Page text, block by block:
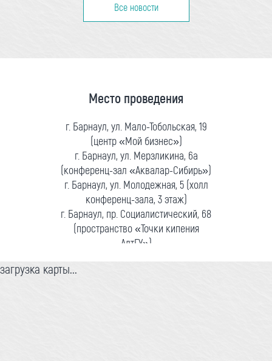
Все новости
Место проведения
г. Барнаул, ул. Мало-Тобольская, 19
(центр «Мой бизнес»)
г. Барнаул, ул. Мерзликина, 6а
(конференц-зал «Аквалар-Сибирь»)
г. Барнаул, ул. Молодежная, 5 (холл
конференц-зала, 3 этаж)
г. Барнаул, пр. Социалистический, 68
(пространство «Точки кипения
АлтГУ»)
загрузка карты...